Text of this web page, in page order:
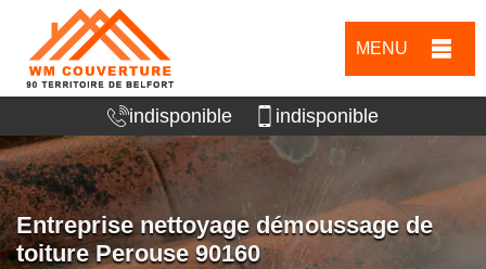
MENU
indisponible indisponible
Entreprise nettoyage démoussage de
toiture Perouse 90160